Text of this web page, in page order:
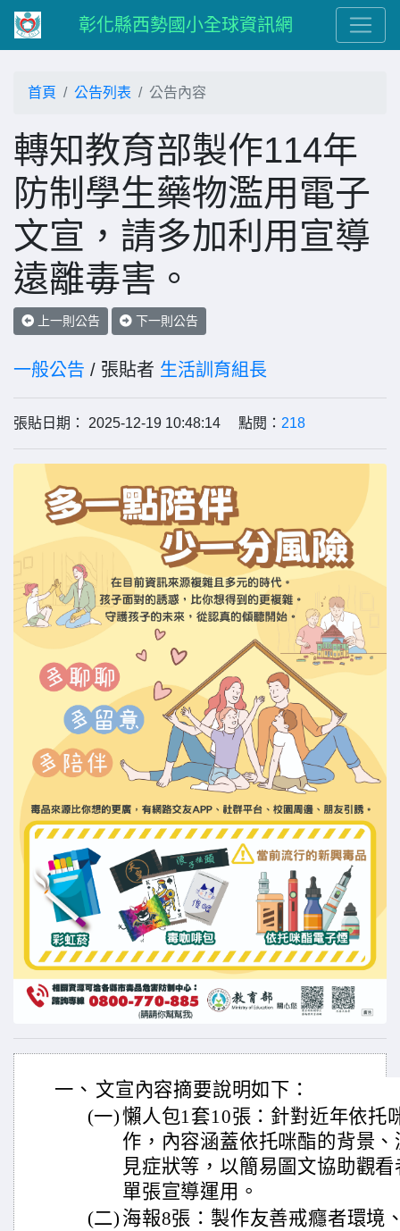
彰化縣西勢國小全球資訊網
首頁 公告列表 公告內容
轉知教育部製作114年
防制學生藥物濫用電子
文宣，請多加利用宣導
遠離毒害。
上一則公告 下一則公告
一般公告 / 張貼者 生活訓育組長
張貼日期： 2025-12-19 10:48:14 點閱： 218
一、 文宣內容摘要說明如下：
(一)懶人包1套10張：針對近年依托
作，內容涵蓋依托咪酯的背景
見症狀等，以簡易圖文協助觀
單張宣導運用。
(二) 海報8張：製作友善戒癮者環境